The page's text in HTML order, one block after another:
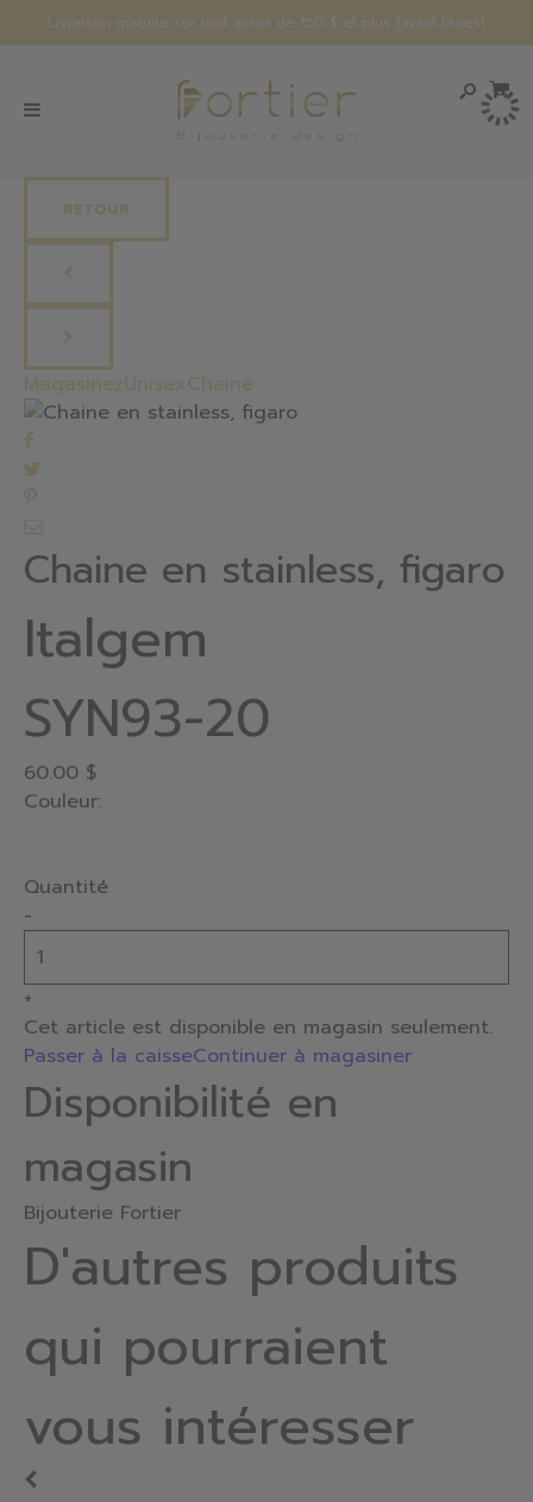
Livraison gratuite sur tout achat de 150 $ et plus (avant taxes)
RETOUR
MagasinezUnisexChaine
Chaine en stainless, figaro
Italgem
SYN93-20
60.00 $
Couleur:
Quantité
-
+
Cet article est disponible en magasin seulement.
Passer à la caisseContinuer à magasiner
Disponibilité en
magasin
Bijouterie Fortier
D'autres produits
qui pourraient
vous intéresser